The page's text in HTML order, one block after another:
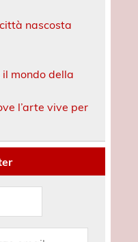
nascosta
il mondo della
l’arte vive per